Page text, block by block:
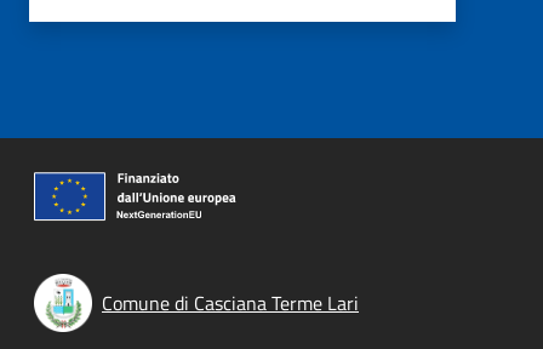
Comune di Casciana Terme Lari